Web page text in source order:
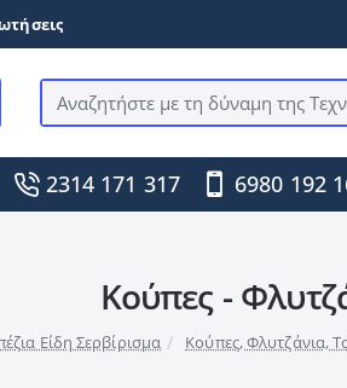
Αναζητήστε
τη
δύναμη
της
2314 171 317 6980 192
Κούπες -
Είδη Σερβίρισμα Κούπες, Φλυτζάνια,